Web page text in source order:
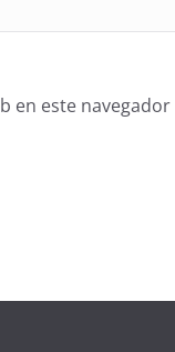
este